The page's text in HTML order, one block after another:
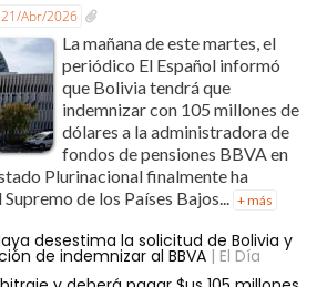
21/Abr/2026
La mañana de este martes, el
periódico El Español informó
que Bolivia tendrá que
indemnizar con 105 millones de
dólares a la administradora de
fondos de pensiones BBVA en
Plurinacional finalmente ha
de los Países Bajos...
+ más
desestima la solicitud de Bolivia y
de indemnizar al BBVA| El Día